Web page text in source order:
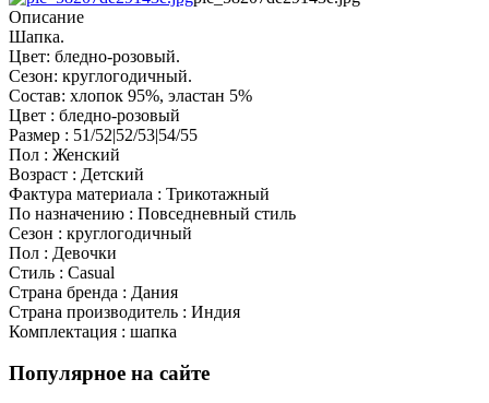
Описание
Шапка.
Цвет: бледно-розовый.
Сезон: круглогодичный.
Состав: хлопок 95%, эластан 5%
Цвет : бледно-розовый
Размер : 51/52|52/53|54/55
Пол : Женский
Возраст : Детский
Фактура материала : Трикотажный
По назначению : Повседневный стиль
Сезон : круглогодичный
Пол : Девочки
Стиль : Casual
Страна бренда : Дания
Страна производитель : Индия
Комплектация : шапка
Популярное на сайте